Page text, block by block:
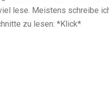
lese. Meistens schreibe
zu lesen: *Klick*